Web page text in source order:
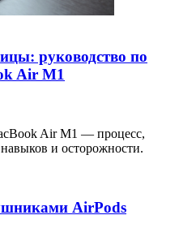
руководство по
Air M1
Air M1 — процесс,
и осторожности.
AirPods